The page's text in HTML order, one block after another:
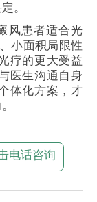
。
患者适合光
小面积局限性
疗的更大受益
医生沟通自身
体化方案，才
电话咨询